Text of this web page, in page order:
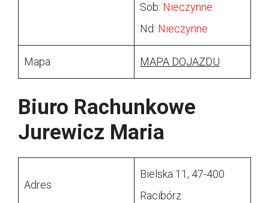
Sob: Nieczynne
Nd: Nieczynne
Mapa MAPA DOJAZDU
Biuro Rachunkowe
Jurewicz Maria
Adres
Bielska 11, 47-400
Racibórz